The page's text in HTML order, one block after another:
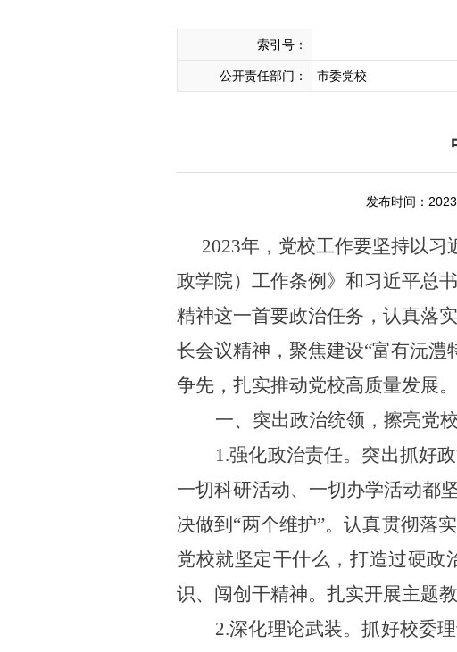
索引号：
公开责任部门： 市委党校
发布时间：
2023年，党校工作要坚持以
政学院）工作条例》和习近平总
精神这一首要政治任务，认真落
长会议精神，聚焦建设“富有沅
争先，扎实推动党校高质量发展。
一、突出政治统领，擦亮党
1.强化政治责任。 突出抓好
一切科研活动、一切办学活动都
决做到“两个维护”。认真贯彻落
党校就坚定干什么，打造过硬政
识、闯创干精神。扎实开展主题
2.深化理论武装。抓好校委